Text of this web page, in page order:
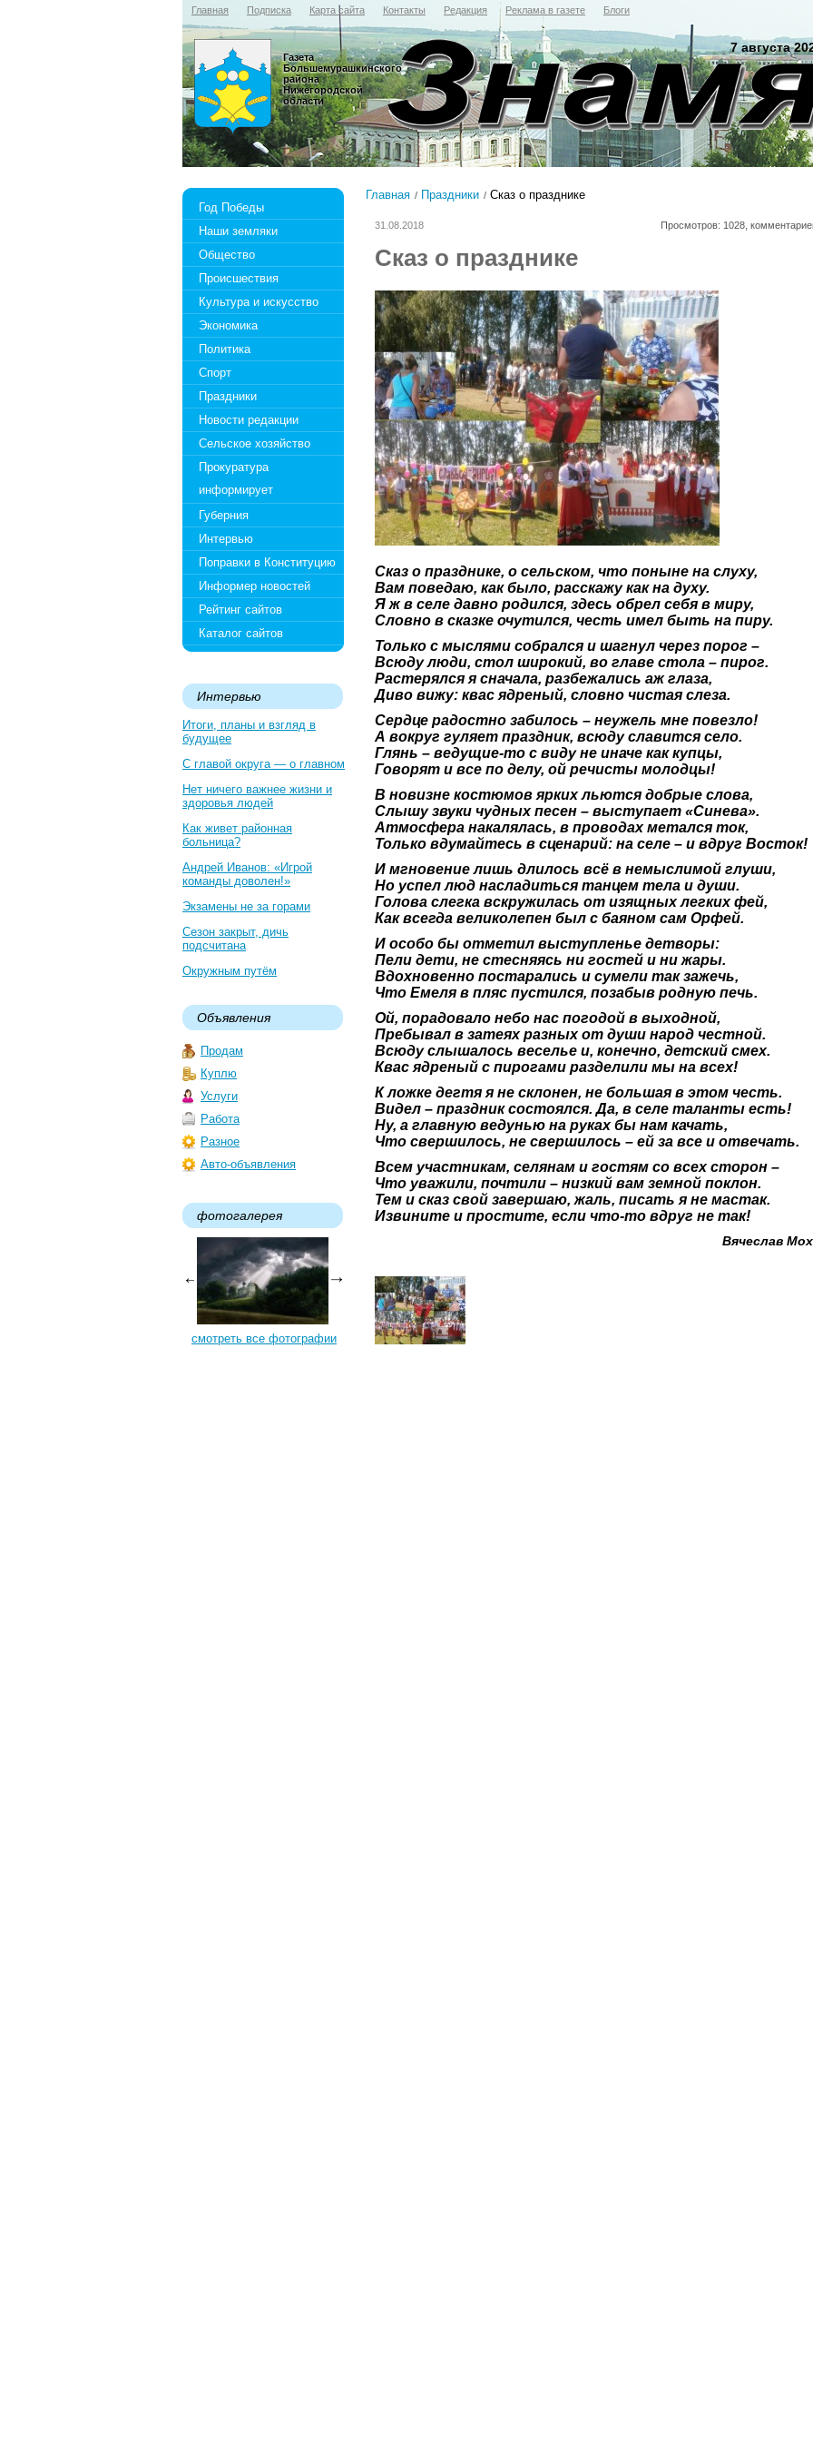
Главная Подписка Карта сайта Контакты Редакция Реклама в газете Блоги
7 августа
Газета
Большемурашкинского
района
Нижегородской
области
Год Победы
Наши земляки
Общество
Происшествия
Культура и искусство
Экономика
Политика
Спорт
Праздники
Новости редакции
Сельское хозяйство
Прокуратура
информирует
Губерния
Интервью
Поправки в Конституцию
Информер новостей
Рейтинг сайтов
Каталог сайтов
Интервью
Итоги, планы и взгляд в
будущее
С главой округа — о главном
Нет ничего важнее жизни и
здоровья людей
Как живет районная
больница?
Андрей Иванов: «Игрой
команды доволен!»
Экзамены не за горами
Сезон закрыт, дичь
подсчитана
Окружным путём
Объявления
Продам
Куплю
Услуги
Работа
Разное
Авто-объявления
фотогалерея
смотреть все фотографии
Главная Праздники Сказ о празднике
31.08.2018 Просмотров: 1028,
Сказ о празднике
Сказ о празднике, о сельском, что поныне на слуху,
Вам поведаю, как было, расскажу как на духу.
Я ж в селе давно родился, здесь обрел себя в миру,
Словно в сказке очутился, честь имел быть на пиру.
Только с мыслями собрался и шагнул через порог –
Всюду люди, стол широкий, во главе стола – пирог.
Растерялся я сначала, разбежались аж глаза,
Диво вижу: квас ядреный, словно чистая слеза.
Сердце радостно забилось – неужель мне повезло!
А вокруг гуляет праздник, всюду славится село.
Глянь – ведущие-то с виду не иначе как купцы,
Говорят и все по делу, ой речисты молодцы!
В новизне костюмов ярких льются добрые слова,
Слышу звуки чудных песен – выступает «Синева».
Атмосфера накалялась, в проводах метался ток,
Только вдумайтесь в сценарий: на селе – и вдруг Восток!
И мгновение лишь длилось всё в немыслимой глуши,
Но успел люд насладиться танцем тела и души.
Голова слегка вскружилась от изящных легких фей,
Как всегда великолепен был с баяном сам Орфей.
И особо бы отметил выступленье детворы:
Пели дети, не стесняясь ни гостей и ни жары.
Вдохновенно постарались и сумели так зажечь,
Что Емеля в пляс пустился, позабыв родную печь.
Ой, порадовало небо нас погодой в выходной,
Пребывал в затеях разных от души народ честной.
Всюду слышалось веселье и, конечно, детский смех.
Квас ядреный с пирогами разделили мы на всех!
К ложке дегтя я не склонен, не большая в этом честь.
Видел – праздник состоялся. Да, в селе таланты есть!
Ну, а главную ведунью на руках бы нам качать,
Что свершилось, не свершилось – ей за все и отвечать.
Всем участникам, селянам и гостям со всех сторон –
Что уважили, почтили – низкий вам земной поклон.
Тем и сказ свой завершаю, жаль, писать я не мастак.
Извините и простите, если что-то вдруг не так!
Вячеслав